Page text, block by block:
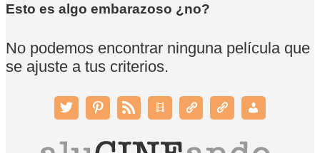
Esto es algo embarazoso ¿no?
No podemos encontrar ninguna película que
se ajuste a tus criterios.